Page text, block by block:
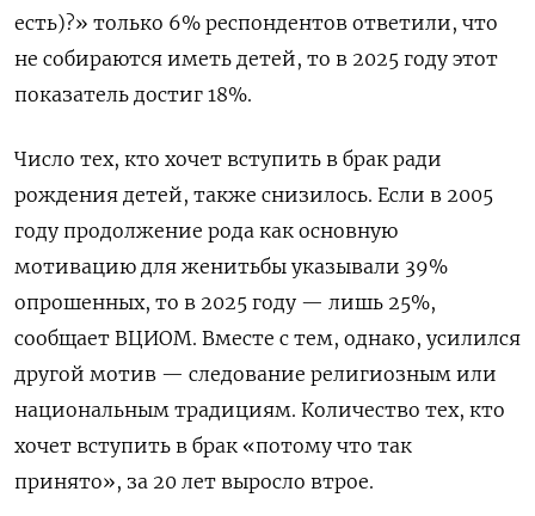
есть)?» только 6% респондентов ответили, что
не собираются иметь детей, то в 2025 году этот
показатель достиг 18%.
Число тех, кто хочет вступить в брак ради
рождения детей, также снизилось. Если в 2005
году продолжение рода как основную
мотивацию для женитьбы указывали 39%
опрошенных, то в 2025 году — лишь 25%,
сообщает ВЦИОМ. Вместе с тем, однако, усилился
другой мотив — следование религиозным или
национальным традициям. Количество тех, кто
хочет вступить в брак «потому что так
принято», за 20 лет выросло втрое.